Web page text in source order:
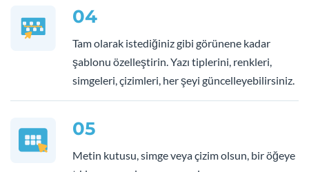
04
Tam olarak istediğiniz gibi görünene kadar
şablonu özelleştirin. Yazı tiplerini, renkleri,
simgeleri, çizimleri, her şeyi güncelleyebilirsiniz.
05
Metin kutusu, simge veya çizim olsun, bir öğeye